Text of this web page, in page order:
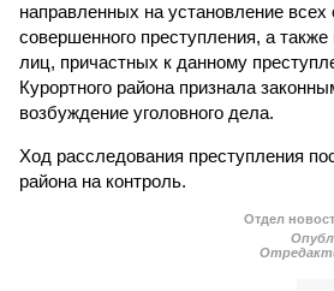
направленных на установление всех
совершенного преступления, а
лиц, причастных к данному
Курортного района признала
возбуждение уголовного дела.
Ход расследования преступления
района на контроль.
Отдел